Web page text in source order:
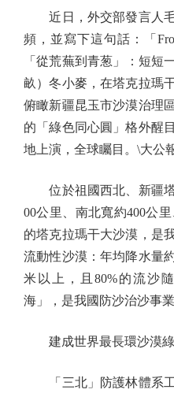
近日，外交部發言人毛
頻，並寫下這句話：「
「從荒蕪到青葱」：短短
畝）冬小麥，在塔克拉瑪
俯瞰新疆昆玉市沙漠治理
的「綠色同心圓」格外醒
地上演，全球矚目。\大公
位於祖國西北、新疆塔
00公里、南北寬約400公
的塔克拉瑪干大沙漠，是
流動性沙漠：年均降水量
米以上，且80%的流沙
海」，是我國防沙治沙事
建成世界最長環沙漠綠
「三北」防護林體系工